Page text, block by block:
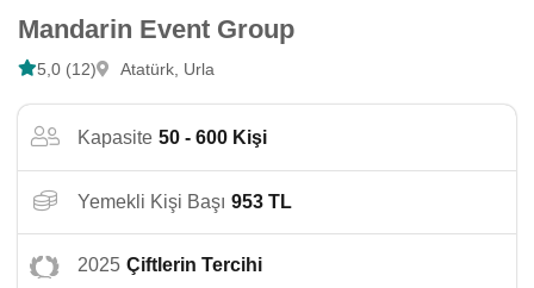
Mandarin Event Group
5,0 (12) Atatürk, Urla
Kapasite 50 - 600 Kişi
Yemekli Kişi Başı 953 TL
2025 Çiftlerin Tercihi